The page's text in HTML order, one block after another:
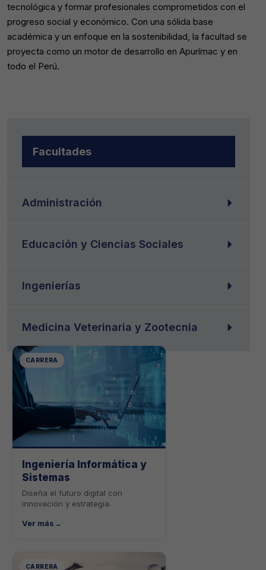
tecnológica y formar profesionales comprometidos con el
progreso social y económico. Con una sólida base
académica y un enfoque en la sostenibilidad, la facultad se
proyecta como un motor de desarrollo en Apurímac y en
todo el Perú.
Facultades
Administración
Educación y Ciencias Sociales
Ingenierías
Medicina Veterinaria y Zootecnia
CARRERA
Ingeniería Informática y
Sistemas
Diseña el futuro digital con
innovación y estrategia.
Ver más→
CARRERA